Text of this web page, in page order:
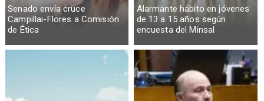
Senado envía cruce
Campillai-Flores a Comisión
de Ética
Alarmante hábito en jóvenes
de 13 a 15 años según
encuesta del Minsal